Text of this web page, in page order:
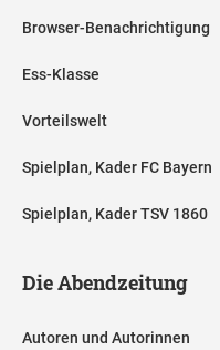
Browser-Benachrichtigung
Ess-Klasse
Vorteilswelt
Spielplan, Kader FC Bayern
Spielplan, Kader TSV 1860
Die Abendzeitung
Autoren und Autorinnen